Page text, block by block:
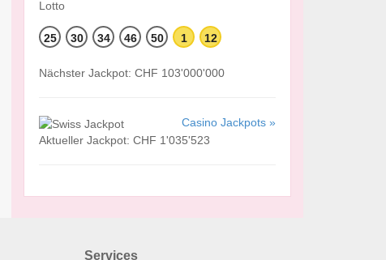
25 30 34 46 50 1 12
Nächster Jackpot: CHF 103'000'000
Casino Jackpots »
Aktueller Jackpot: CHF 1'035'523
Services